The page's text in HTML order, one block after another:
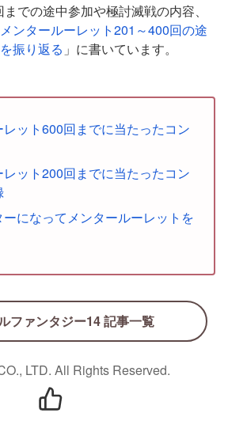
での途中参加や極討滅戦の内容、
メンタールーレット201～400回の途
振り返る 」に書いています。
レット600回までに当たったコン
レット200回までに当たったコン
になってメンタールーレットを
ファンタジー14 記事一覧
LTD. All Rights Reserved.